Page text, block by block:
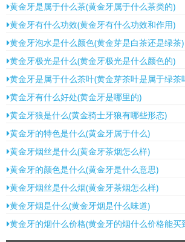
黄金牙是属于什么茶(黄金牙属于什么茶类的)
黄金牙有什么功效(黄金牙有什么功效和作用)
黄金牙泡水是什么颜色(黄金芽是白茶还是绿茶)
黄金牙极光是什么(黄金牙极光是什么颜色的)
黄金牙是属于什么茶叶(黄金芽茶叶是属于绿茶
黄金牙有什么好处(黄金牙是哪里的)
黄金牙狼是什么(黄金骑士牙狼有哪些形态)
黄金牙的特色是什么(黄金牙属于什么)
黄金牙烟丝是什么(黄金牙茶烟怎么样)
黄金牙的颜色是什么(黄金牙是什么意思)
黄金牙烟丝是什么烟(黄金牙茶烟怎么样)
黄金牙烟是什么(黄金牙烟是什么味道)
黄金牙的烟什么价格(黄金牙的烟什么价格能买